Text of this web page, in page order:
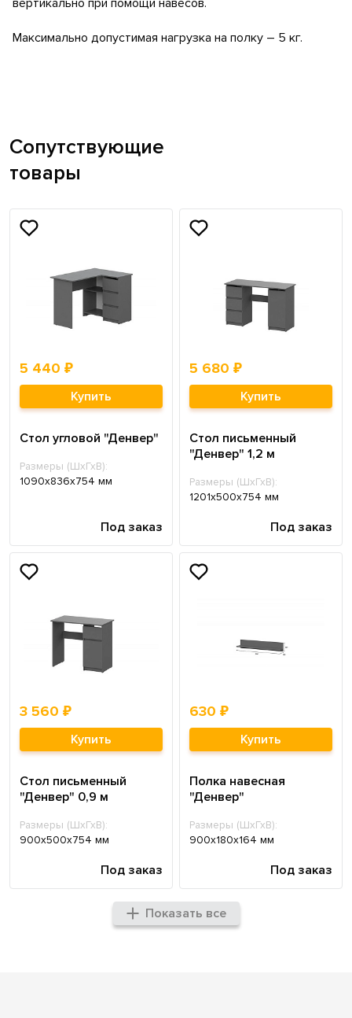
вертикально при помощи навесов.
Максимально допустимая нагрузка на полку – 5 кг.
Сопутствующие
товары
5 440 ₽
Купить
Стол угловой "Денвер"
Размеры (ШхГхВ):
1090x836x754 мм
Под заказ
5 680 ₽
Купить
Стол письменный
"Денвер" 1,2 м
Размеры (ШхГхВ):
1201x500x754 мм
Под заказ
3 560 ₽
Купить
Стол письменный
"Денвер" 0,9 м
Размеры (ШхГхВ):
900x500x754 мм
Под заказ
630 ₽
Купить
Полка навесная
"Денвер"
Размеры (ШхГхВ):
900x180x164 мм
Под заказ
Показать все